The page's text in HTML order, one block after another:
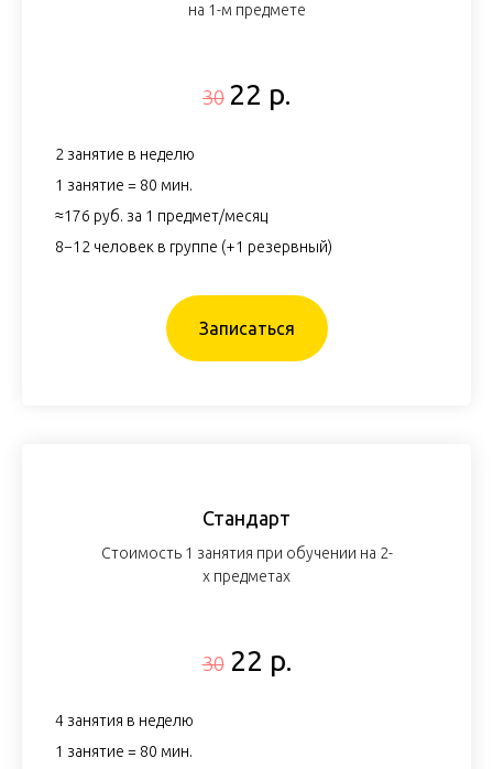
на 1-м предмете
30 22 р.
2 занятие в неделю
1 занятие = 80 мин.
≈176 руб. за 1 предмет/месяц
8−12 человек в группе (+1 резервный)
Записаться
Стандарт
Стоимость 1 занятия при обучении на 2-
х предметах
30 22 р.
4 занятия в неделю
1 занятие = 80 мин.